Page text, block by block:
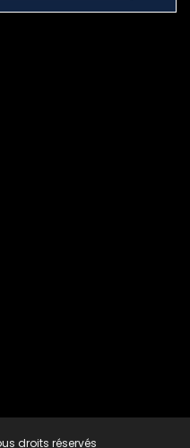
droits réservés